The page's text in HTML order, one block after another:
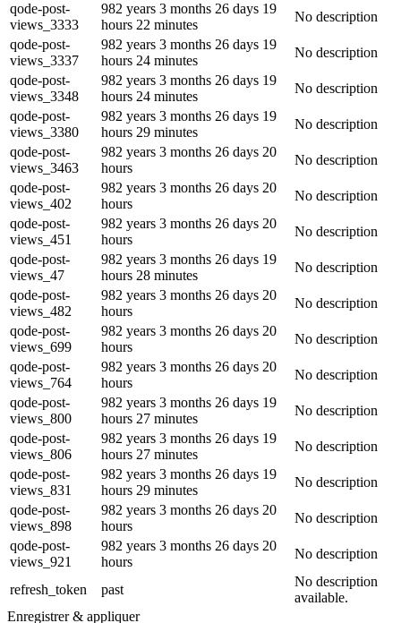
qode-post-
views_3333
982 years 3 months 26 days 19
hours 22 minutes
No description
qode-post-
views_3337
982 years 3 months 26 days 19
hours 24 minutes
No description
qode-post-
views_3348
982 years 3 months 26 days 19
hours 24 minutes
No description
qode-post-
views_3380
982 years 3 months 26 days 19
hours 29 minutes
No description
qode-post-
views_3463
982 years 3 months 26 days 20
hours
No description
qode-post-
views_402
982 years 3 months 26 days 20
hours
No description
qode-post-
views_451
982 years 3 months 26 days 20
hours
No description
qode-post-
views_47
982 years 3 months 26 days 19
hours 28 minutes
No description
qode-post-
views_482
982 years 3 months 26 days 20
hours
No description
qode-post-
views_699
982 years 3 months 26 days 20
hours
No description
qode-post-
views_764
982 years 3 months 26 days 20
hours
No description
qode-post-
views_800
982 years 3 months 26 days 19
hours 27 minutes
No description
qode-post-
views_806
982 years 3 months 26 days 19
hours 27 minutes
No description
qode-post-
views_831
982 years 3 months 26 days 19
hours 29 minutes
No description
qode-post-
views_898
982 years 3 months 26 days 20
hours
No description
qode-post-
views_921
982 years 3 months 26 days 20
hours
No description
refresh_token past
No description
available.
Enregistrer & appliquer